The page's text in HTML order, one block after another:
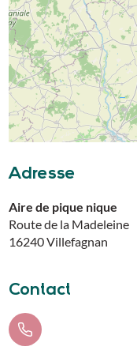
Adresse
Aire de pique nique
Route de la Madeleine
16240Villefagnan
Contact